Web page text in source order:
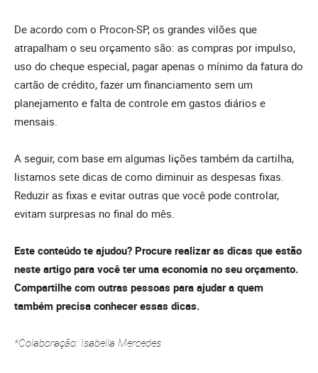
De acordo com o Procon-SP, os grandes vilões que
atrapalham o seu orçamento são: as compras por impulso,
uso do cheque especial, pagar apenas o mínimo da fatura do
cartão de crédito, fazer um financiamento sem um
planejamento e falta de controle em gastos diários e
mensais.
A seguir, com base em algumas lições também da cartilha,
listamos sete dicas de como diminuir as despesas fixas.
Reduzir as fixas e evitar outras que você pode controlar,
evitam surpresas no final do mês.
Este conteúdo te ajudou? Procure realizar as dicas que estão
neste artigo para você ter uma economia no seu orçamento.
Compartilhe com outras pessoas para ajudar a quem
também precisa conhecer essas dicas.
*Colaboração: Isabella Mercedes